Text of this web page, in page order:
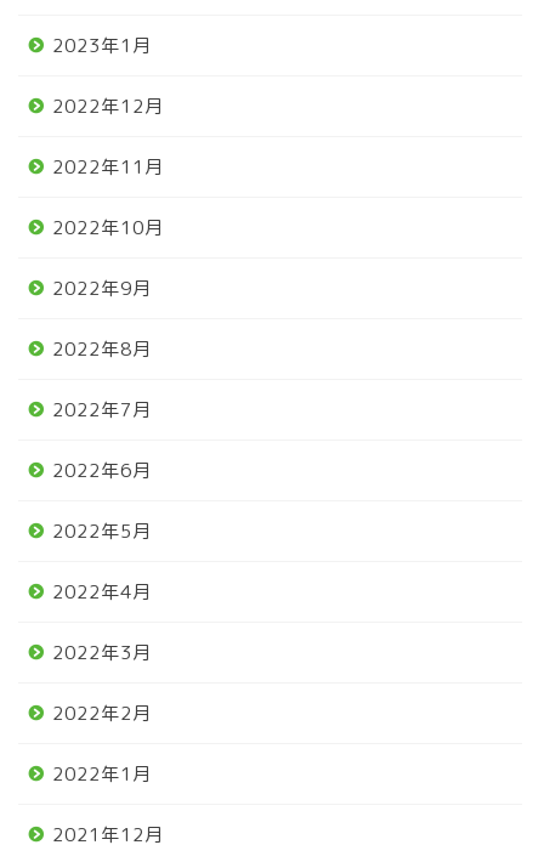
2023年1月
2022年12月
2022年11月
2022年10月
2022年9月
2022年8月
2022年7月
2022年6月
2022年5月
2022年4月
2022年3月
2022年2月
2022年1月
2021年12月